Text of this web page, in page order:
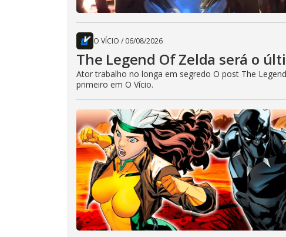
O VÍCIO / 06/08/2026
The Legend Of Zelda será o
Ator trabalho no longa em segredo O post The
primeiro em O Vício.